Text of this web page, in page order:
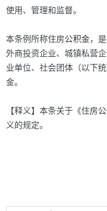
使用、管理和监督。
本条例所称住房公积金，
外商投资企业、城镇私营
业单位、社会团体（以下
金。
【释义】本条关于《住房
义的规定。